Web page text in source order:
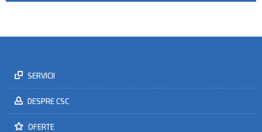
SERVICII
DESPRE CSC
OFERTE